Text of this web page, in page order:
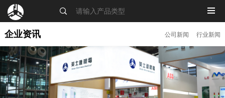
MENU
企业资讯 公司新闻 行业新闻